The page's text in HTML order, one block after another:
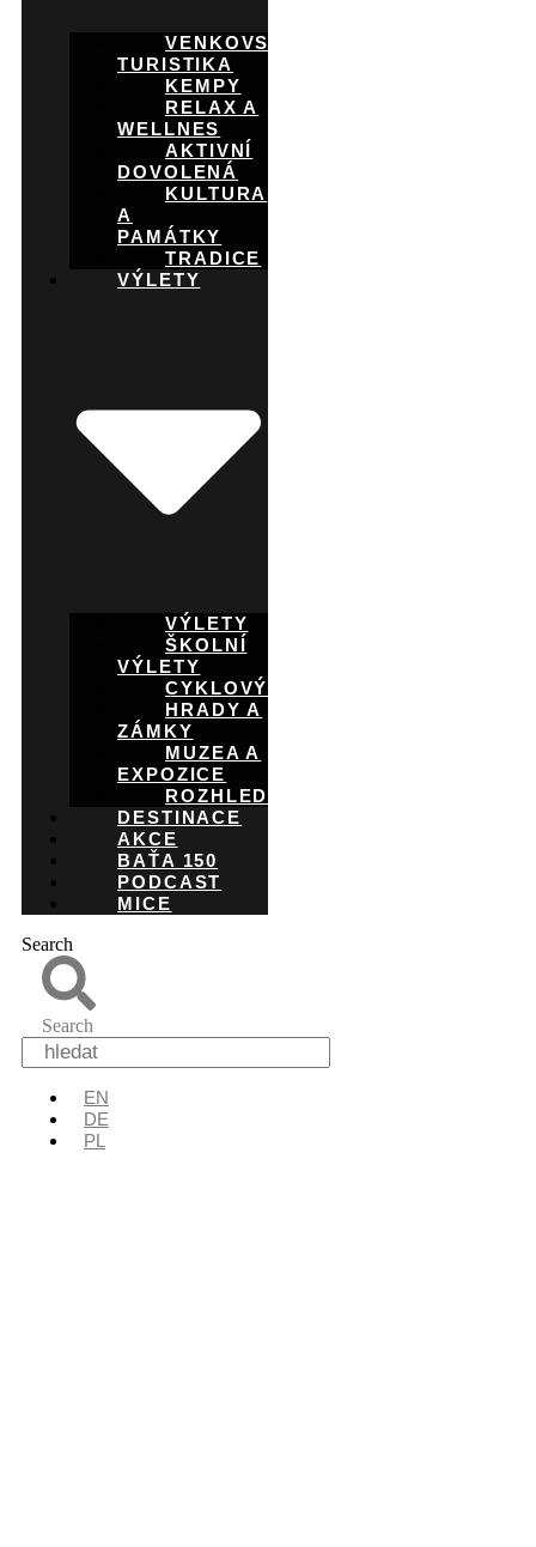
VENKOVSKÁ
TURISTIKA
KEMPY
RELAX A
WELLNES
AKTIVNÍ
DOVOLENÁ
KULTURA
A
PAMÁTKY
TRADICE
VÝLETY
VÝLETY
ŠKOLNÍ
VÝLETY
CYKLOVÝLETY
HRADY A
ZÁMKY
MUZEA A
EXPOZICE
ROZHLEDNY
DESTINACE
AKCE
BAŤA 150
PODCAST
MICE
Search
Search
EN
DE
PL